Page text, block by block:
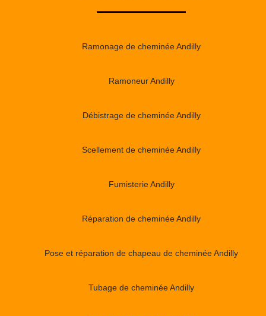
Ramonage de cheminée Andilly
Ramoneur Andilly
Débistrage de cheminée Andilly
Scellement de cheminée Andilly
Fumisterie Andilly
Réparation de cheminée Andilly
Pose et réparation de chapeau de cheminée Andilly
Tubage de cheminée Andilly